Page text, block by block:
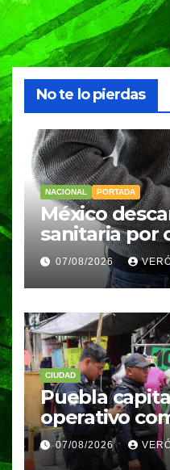
No te lo pierdas
NACIONAL PORTADA
México
sanitaria por
reportan 33
meses
07/08/2026
CIUDAD
Puebla
operativo
fiestas
clases
07/08/2026